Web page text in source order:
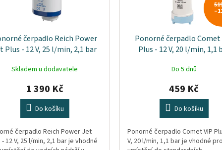
čerpadlo Reich Power
Plus - 12 V, 25 l/min, 2,1 bar
Skladem u dodavatele
1 390 Kč
Do košíku
čerpadlo Reich Power Jet
- 12 V, 25 l/min, 2,1 bar je vhodné
Ponorné čerpadlo Comet
Plus - 12 V, 20 l/min, 1,1
Do 5 dnů
459 Kč
Do košíku
Ponorné čerpadlo Comet VIP
V, 20 l/min, 1,1 bar je vhodné